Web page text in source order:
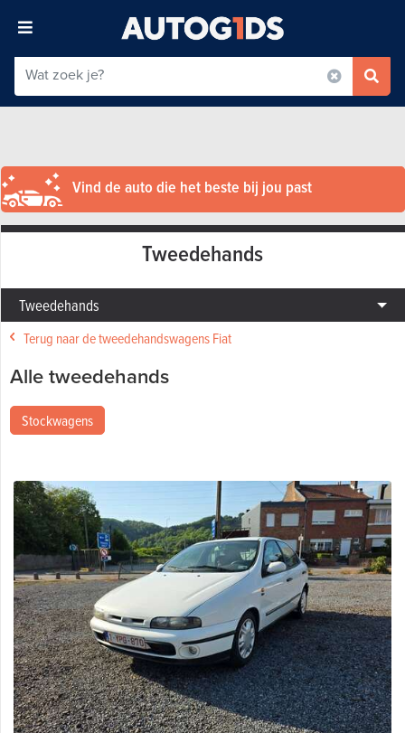
Vind de auto die het beste bij jou past
Tweedehands
Tweedehands
Terug naar de tweedehandswagens Fiat
Alle tweedehands
Stockwagens